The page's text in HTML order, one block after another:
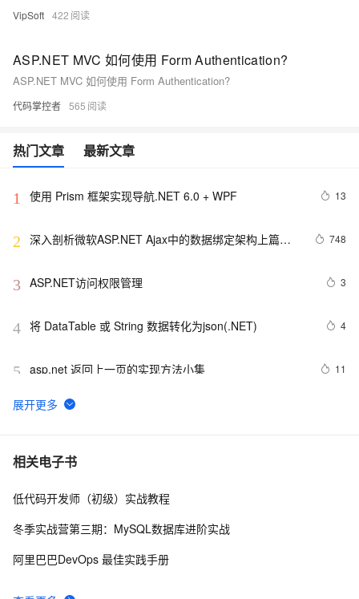
VipSoft 422
ASP.NET MVC 如何使用 Form Authentication?
ASP.NET MVC 如何使用 Form Authentication?
代码掌控者 565
热门文章 最新文章
1 使用 Prism 框架实现导航.NET 6.0 + WPF 13
2 深入剖析微软ASP.NET Ajax中的数据绑定架构上篇之
748
3 ASP.NET访问权限管理 3
4 将 DataTable 或 String 数据转化为json(.NET) 4
5 asp.net 返回上一页的实现方法小集 11
6 VB.NET 中的ref　和C#中的ref　格式区别
7 一起谈.NET技术，asp.net控件开发基础(8)
8 .NET数据库编程求索之路--11.一些思考
相关电子书
低代码开发师（初级）实战教程
冬季实战营第三期：MySQL数据库进阶实战
阿里巴巴DevOps 最佳实践手册